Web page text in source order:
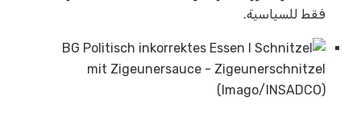
فقط للسياسية.